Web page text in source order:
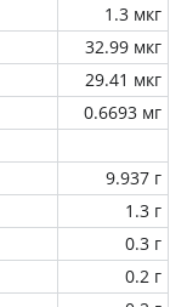
1.3 мкг
32.99 мкг
29.41 мкг
0.6693 мг
9.937 г
1.3 г
0.3 г
0.2 г